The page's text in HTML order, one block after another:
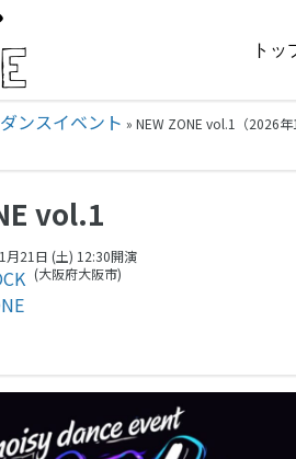
トッ
ダンスイベント » NEW ZONE vol.1（2026年
vol.1
月21日 (土) 12:30開演
(大阪府大阪市)